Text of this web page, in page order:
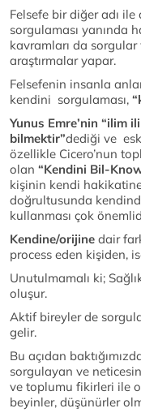
Felsefe bir diğer adı ile
sorgulaması yanında
kavramları da
araştırmalar yapar.
Felsefenin insanla
kendini sorgulaması,
Yunus Emre’nin “ilim
bilmektir”dediği ve
özellikle Cicero’nun
olan “Kendini Bil-
kişinin kendi
doğrultusunda
kullanması çok
Kendine/orijine dair
process eden kişiden,
Unutulmamalı ki;
oluşur.
Aktif bireyler de
gelir.
Bu açıdan
sorgulayan ve
ve toplumu fikirleri ile
beyinler, düşünürler